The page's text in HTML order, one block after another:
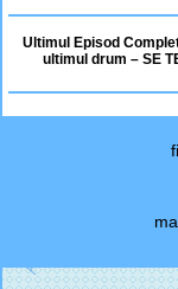
Ultimul Episod
ultimul drum – SE